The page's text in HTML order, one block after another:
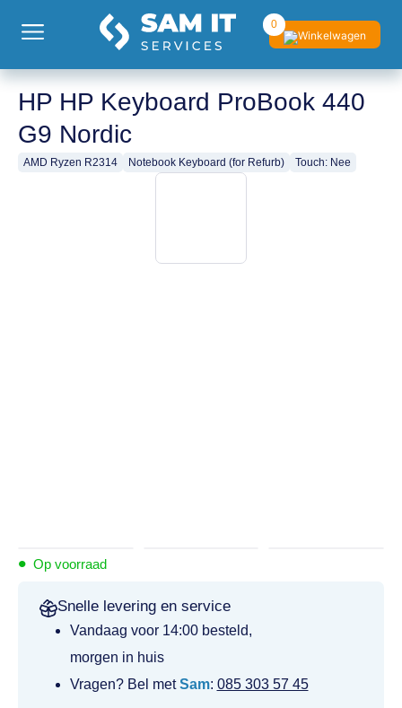
0
HP HP Keyboard ProBook 440
G9 Nordic
AMD Ryzen R2314 Notebook Keyboard (for Refurb) Touch: Nee
• Op voorraad
Snelle levering en service
Vandaag voor 14:00 besteld,
morgen in huis
Vragen? Bel metSam: 085 303 57 45